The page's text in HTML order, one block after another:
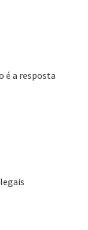
é a resposta